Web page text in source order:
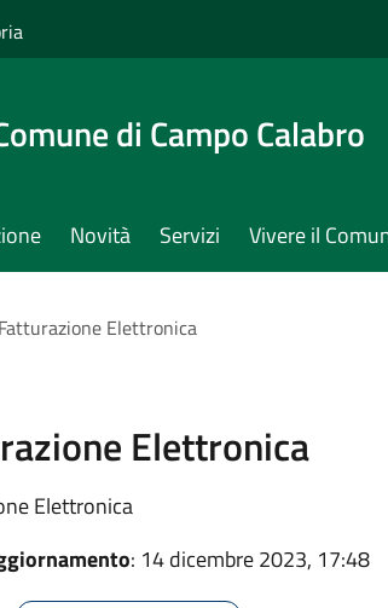
di Campo Calabro
Novità Servizi Vivere il
Fatturazione Elettronica
Elettronica
Elettronica
: 14 dicembre 2023, 17:48